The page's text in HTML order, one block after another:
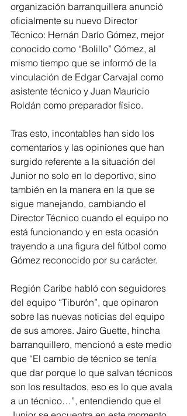
organización barranquillera anunció
oficialmente su nuevo Director
Técnico: Hernán Darío Gómez, mejor
conocido como “Bolillo” Gómez, al
mismo tiempo que se informó de la
vinculación de Edgar Carvajal como
asistente técnico y Juan Mauricio
Roldán como preparador físico.
Tras esto, incontables han sido los
comentarios y las opiniones que han
surgido referente a la situación del
Junior no solo en lo deportivo, sino
también en la manera en la que se
sigue manejando, cambiando el
Director Técnico cuando el equipo no
está funcionando y en esta ocasión
trayendo a una figura del fútbol como
Gómez reconocido por su carácter.
Región Caribe habló con seguidores
del equipo “Tiburón”, que opinaron
sobre las nuevas noticias del equipo
de sus amores. Jairo Guette, hincha
barranquillero, mencionó a este medio
que “El cambio de técnico se tenía
que dar porque lo que salvan técnicos
son los resultados, eso es lo que avala
a un técnico…”, entendiendo que el